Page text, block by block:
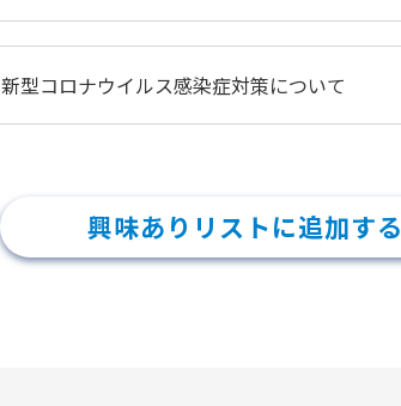
新型コロナウイルス感染症対策について
興味ありリストに追加する